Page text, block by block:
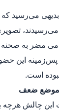
می‌رسید
مضر به صحنه
پس‌زمینه این
است.
موضع ضعف
این چالش هرچه